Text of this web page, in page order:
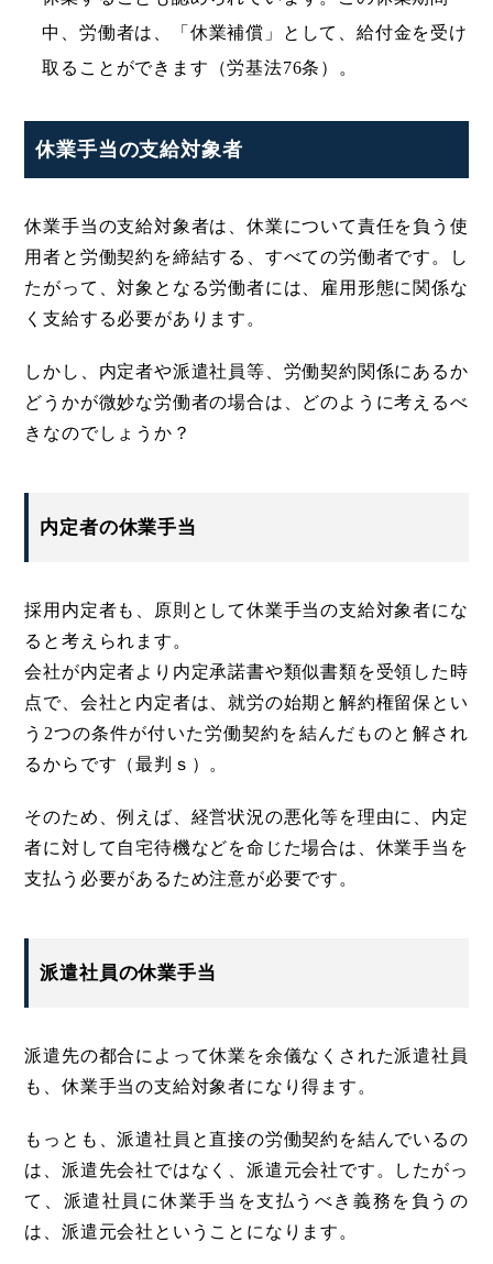
中、労働者は、「休業補償」として、給付金を受け
取ることができます（労基法76条）。
休業手当の支給対象者
休業手当の支給対象者は、休業について責任を負う使
用者と労働契約を締結する、すべての労働者です。し
たがって、対象となる労働者には、雇用形態に関係な
く支給する必要があります。
しかし、内定者や派遣社員等、労働契約関係にあるか
どうかが微妙な労働者の場合は、どのように考えるべ
きなのでしょうか？
内定者の休業手当
採用内定者も、原則として休業手当の支給対象者にな
ると考えられます。
会社が内定者より内定承諾書や類似書類を受領した時
点で、会社と内定者は、就労の始期と解約権留保とい
う2つの条件が付いた労働契約を結んだものと解され
るからです（最判ｓ）。
そのため、例えば、経営状況の悪化等を理由に、内定
者に対して自宅待機などを命じた場合は、休業手当を
支払う必要があるため注意が必要です。
派遣社員の休業手当
派遣先の都合によって休業を余儀なくされた派遣社員
も、休業手当の支給対象者になり得ます。
もっとも、派遣社員と直接の労働契約を結んでいるの
は、派遣先会社ではなく、派遣元会社です。したがっ
て、派遣社員に休業手当を支払うべき義務を負うの
は、派遣元会社ということになります。